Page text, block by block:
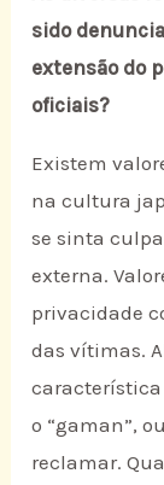
sido
extensão do
oficiais?
Existem
na cultura
se sinta
externa.
privacidade
das vítimas.
o “gaman”,
reclamar.